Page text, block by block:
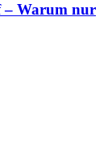
– Warum nur